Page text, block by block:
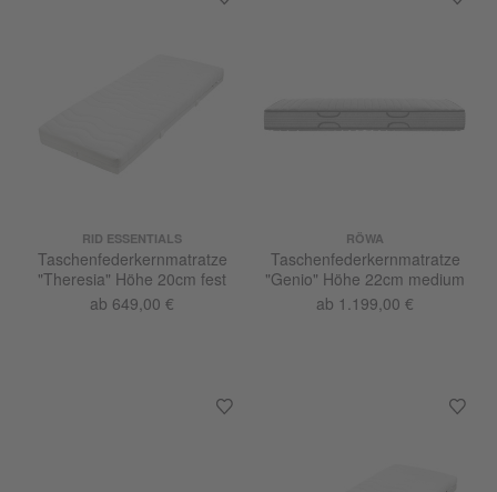
RID ESSENTIALS
Taschenfederkernmatratze
"Theresia" Höhe 20cm fest
ab 649,00 €
RÖWA
Taschenfederkernmatratze
"Genio" Höhe 22cm medium
ab 1.199,00 €